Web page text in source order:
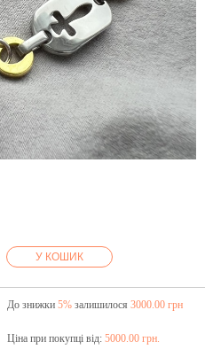
У КОШИК
До знижки 5%залишилося 3000.00 грн
Ціна при покупці від: 5000.00 грн.